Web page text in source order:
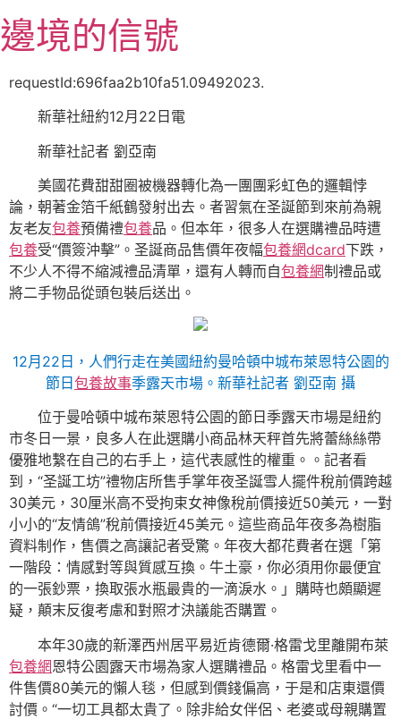
至
主
邊境的信號
requestId:696faa2b10fa51.09492023.
新華社紐約12月22日電
新華社記者 劉亞南
美國花費甜甜圈被機器轉化為一團團彩虹色的邏輯悖
論，朝著金箔千紙鶴發射出去。者習氣在圣誕節到來前為親
友老友包養預備禮包養品。但本年，很多人在選購禮品時遭
包養受“價簽沖擊”。圣誕商品售價年夜幅包養網dcard下跌，
不少人不得不縮減禮品清單，還有人轉而自包養網制禮品或
將二手物品從頭包裝后送出。
12月22日，人們行走在美國紐約曼哈頓中城布萊恩特公園的
節日包養故事季露天市場。新華社記者 劉亞南 攝
位于曼哈頓中城布萊恩特公園的節日季露天市場是紐約
市冬日一景，良多人在此選購小商品林天秤首先將蕾絲絲帶
優雅地繫在自己的右手上，這代表感性的權重。。記者看
到，“圣誕工坊”禮物店所售手掌年夜圣誕雪人擺件稅前價跨越
30美元，30厘米高不受拘束女神像稅前價接近50美元，一對
小小的“友情鴿”稅前價接近45美元。這些商品年夜多為樹脂
資料制作，售價之高讓記者受驚。年夜大都花費者在選「第
一階段：情感對等與質感互換。牛土豪，你必須用你最便宜
的一張鈔票，換取張水瓶最貴的一滴淚水。」購時也頗顯遲
疑，顛末反復考慮和對照才決議能否購置。
本年30歲的新澤西州居平易近肯德爾·格雷戈里離開布萊
包養網恩特公園露天市場為家人選購禮品。格雷戈里看中一
件售價80美元的懶人毯，但感到價錢偏高，于是和店東還價
討價。“一切工具都太貴了。除非給女伴侶、老婆或母親購置